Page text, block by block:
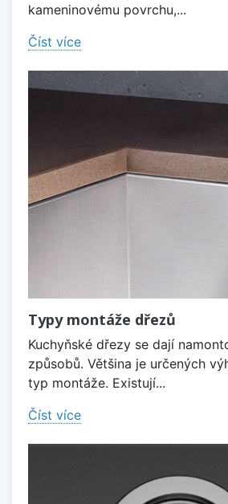
kameninovému povrchu,...
Číst více
Typy montáže dřezů
Kuchyňské dřezy se dají
způsobů. Většina je určených
typ montáže. Existují...
Číst více